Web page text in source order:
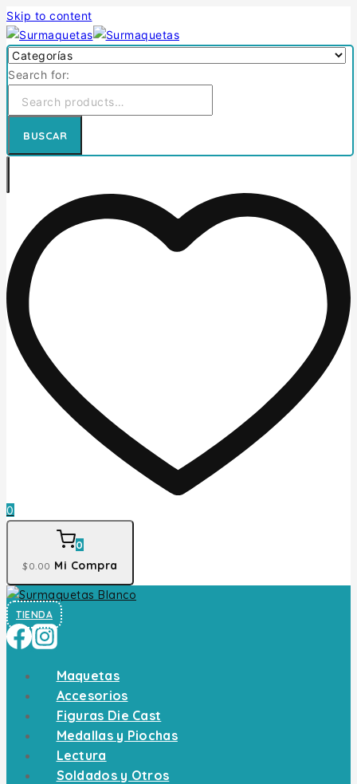
Skip to content
Search for:
BUSCAR
0
0
$0 .00 Mi Compra
TIENDA
Maquetas
Accesorios
Figuras Die Cast
Medallas y Piochas
Lectura
Soldados y Otros